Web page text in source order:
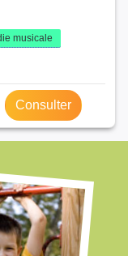
musicale
Consulter